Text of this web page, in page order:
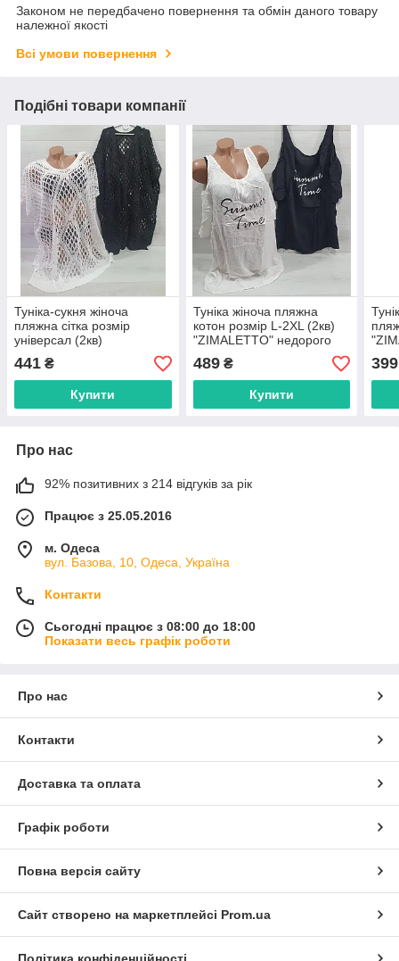
Законом не передбачено повернення та обмін даного товару
належної якості
Всі умови повернення
Подібні товари компанії
Туніка-сукня жіноча
пляжна сітка розмір
універсал (2кв)
"ZIMALETTO" недорого
від прямого
постачальника
441 ₴
Купити
Туніка жіноча пляжна
котон розмір L-2XL (2кв)
"ZIMALETTO" недорого
від прямого
постачальника
489₴
Купити
від
399
Про нас
92% позитивних з 214 відгуків за рік
Працює з 25.05.2016
м. Одеса
вул. Базова, 10, Одеса, Україна
Контакти
Сьогодні працює з 08:00 до 18:00
Показати весь графік роботи
Про нас
Контакти
Доставка та оплата
Графік роботи
Повна версія сайту
Сайт створено на маркетплейсі Prom.ua